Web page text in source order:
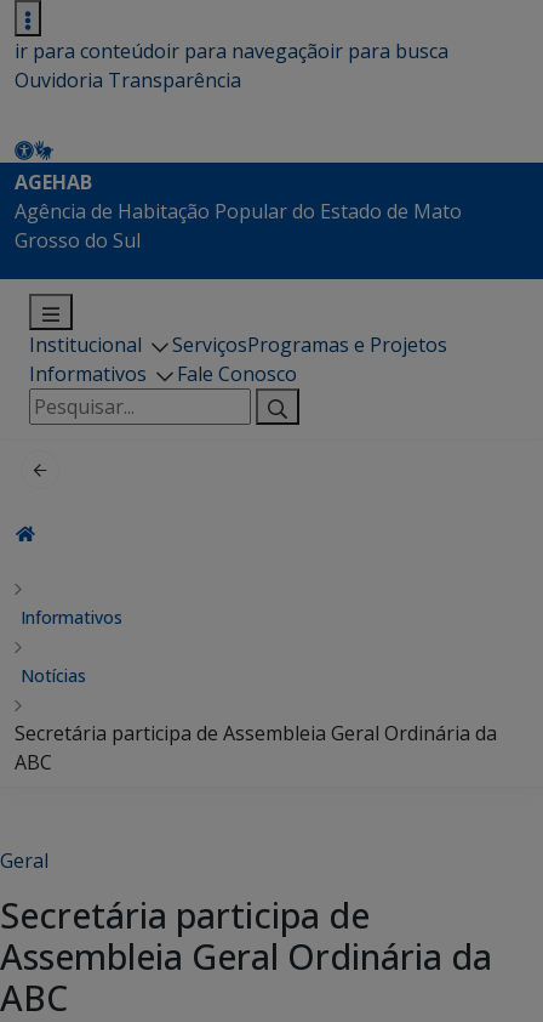
ir para conteúdoir para navegaçãoir para busca
Ouvidoria Transparência
AGEHAB
Agência de Habitação Popular do Estado de Mato
Grosso do Sul
Institucional ServiçosProgramas e Projetos
Informativos
Fale Conosco
Pesquisar
por:
Informativos
Notícias
Secretária participa de Assembleia Geral Ordinária da
ABC
Geral
Secretária participa de
Assembleia Geral Ordinária da
ABC